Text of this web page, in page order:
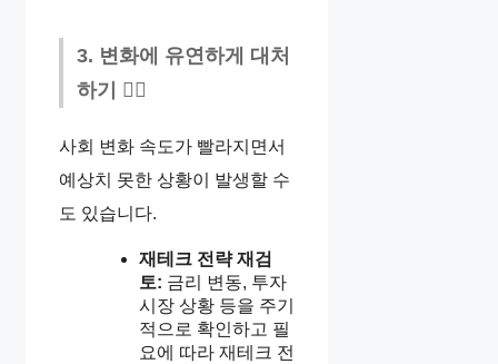
3. 변화에 유연하게 대처
하기 🤸‍♀️
사회 변화 속도가 빨라지면서
예상치 못한 상황이 발생할 수
도 있습니다.
재테크 전략 재검
토: 금리 변동, 투자
시장 상황 등을 주기
적으로 확인하고 필
요에 따라 재테크 전